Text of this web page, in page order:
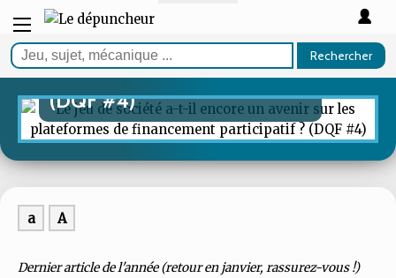
Rechercher
ARTICLE
Le jeu de société a-t-il encore
un avenir sur les plateformes
de financement participatif ?
(DQF #4)
a A
Dernier article de l'année (retour en janvier, rassurez-vous !)